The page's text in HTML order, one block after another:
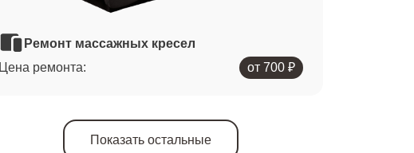
Ремонт массажных кресел
Цена ремонта:
от 700 ₽
Показать остальные